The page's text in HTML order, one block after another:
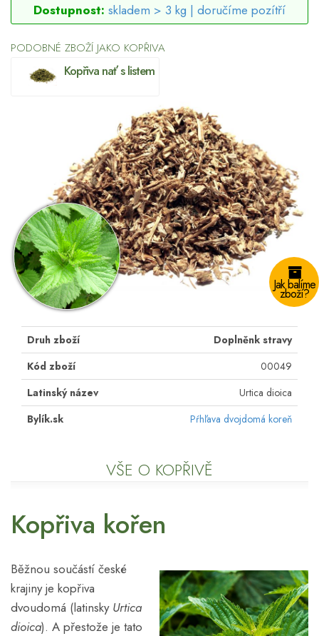
Dostupnost: skladem > 3 kg | doručíme pozítří
PODOBNÉ ZBOŽÍ JAKO KOPŘIVA
Kopřiva nať s listem
Jak balíme
zboží?
Druh zboží
Doplněnk stravy
Kód zboží
00049
Latinský název
Urtica dioica
Bylík.sk
Pŕhľava dvojdomá koreň
VŠE O KOPŘIVĚ
Kopřiva kořen
Běžnou součástí české
krajiny je kopřiva
dvoudomá (latinsky Urtica
dioica). A přestože je tato